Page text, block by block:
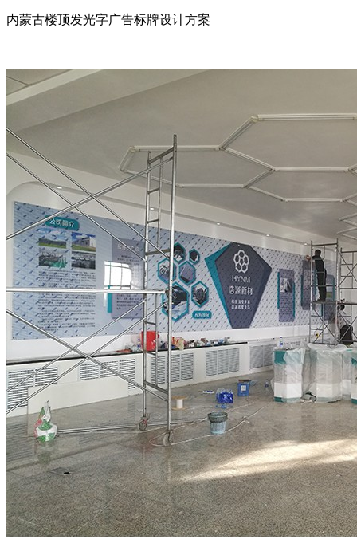
内蒙古楼顶发光字广告标牌设计方案